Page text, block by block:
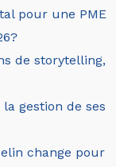
pour une PME
de storytelling,
gestion de ses
change pour